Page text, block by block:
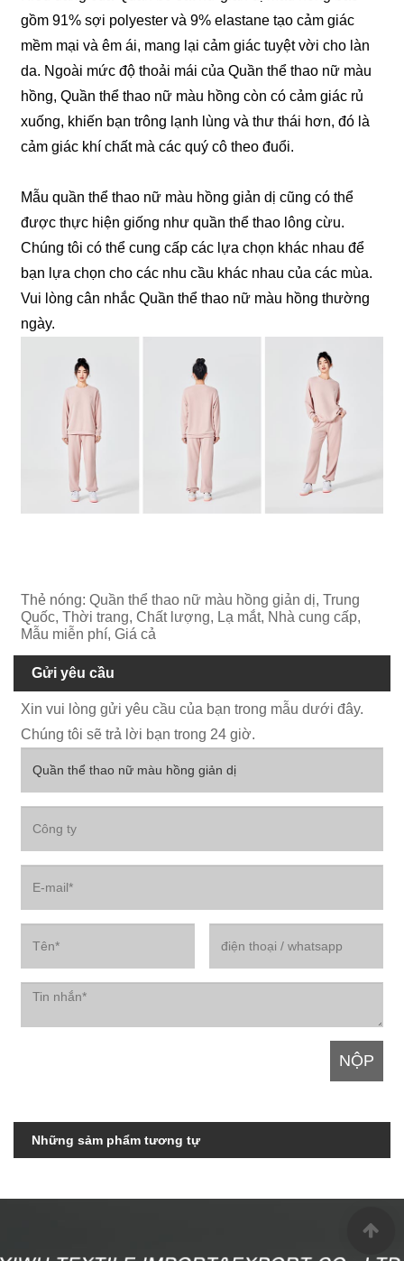
gồm 91% sợi polyester và 9% elastane tạo cảm giác
mềm mại và êm ái, mang lại cảm giác tuyệt vời cho làn
da. Ngoài mức độ thoải mái của Quần thể thao nữ màu
hồng, Quần thể thao nữ màu hồng còn có cảm giác rủ
xuống, khiến bạn trông lạnh lùng và thư thái hơn, đó là
cảm giác khí chất mà các quý cô theo đuổi.
Mẫu quần thể thao nữ màu hồng giản dị cũng có thể
được thực hiện giống như quần thể thao lông cừu.
Chúng tôi có thể cung cấp các lựa chọn khác nhau để
bạn lựa chọn cho các nhu cầu khác nhau của các mùa.
Vui lòng cân nhắc Quần thể thao nữ màu hồng thường
ngày.
Thẻ nóng: Quần thể thao nữ màu hồng giản dị, Trung
Quốc, Thời trang, Chất lượng, Lạ mắt, Nhà cung cấp,
Mẫu miễn phí, Giá cả
Gửi yêu cầu
Xin vui lòng gửi yêu cầu của bạn trong mẫu dưới đây.
Chúng tôi sẽ trả lời bạn trong 24 giờ.
Những sảm phẩm tương tự